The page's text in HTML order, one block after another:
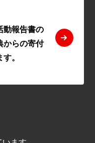
動報告書の
からの寄付
。